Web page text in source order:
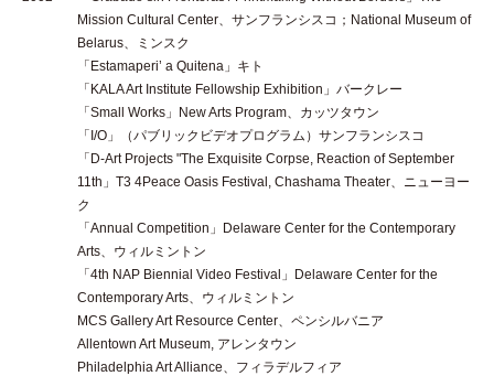
Mission Cultural Center、サンフランシスコ；National Museum of
Belarus、ミンスク
「Estamaperi’ a Quitena」キト
「KALA Art Institute Fellowship Exhibition」バークレー
「Small Works」New Arts Program、カッツタウン
「I/O」（パブリックビデオプログラム）サンフランシスコ
「D-Art Projects "The Exquisite Corpse, Reaction of September
11th」T3 4Peace Oasis Festival, Chashama Theater、ニューヨー
ク
「Annual Competition」Delaware Center for the Contemporary
Arts、ウィルミントン
「4th NAP Biennial Video Festival」Delaware Center for the
Contemporary Arts、ウィルミントン
MCS Gallery Art Resource Center、ペンシルバニア
Allentown Art Museum, アレンタウン
Philadelphia Art Alliance、フィラデルフィア